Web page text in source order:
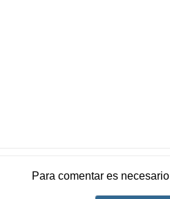
Para comentar es necesario